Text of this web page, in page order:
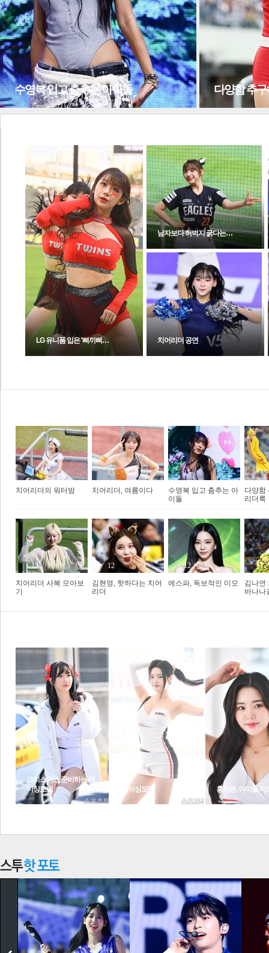
전 로그 즐겨찾기
많이 본 뉴스 최신 뉴스 연예 스포츠 라이프 포토
슬라이
드
수영복 입고 춤추는 아이돌 다양함 추
Hot&Cool
LG 유니폼 입은 '삐끼삐…
남자보다 허벅지 굵다는…
치어리더 공연
3
포토갤러리 포토뉴스
15
치어리더의 워터밤
15
치어리더, 여름이다
15
수영복 입고 춤추는 아
이돌
15
다양함
리더룩
12
치어리더 사복 모아보
기
12
김현영, 핫하다는 치어
리더
12
에스파, 독보적인 미모
12
김나연
바나나
레이싱 모
크리스마스 준비하는 레
이싱모델
레이싱모델 홍지은, 아이돌 미